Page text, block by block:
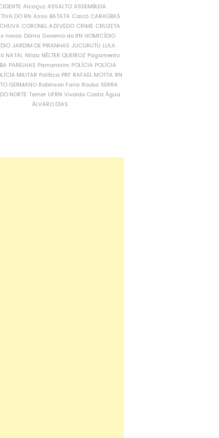
Alcaçuz ASSALTO ASSEMBLEIA
DO RN Assu BATATA Caicó CARAÚBAS
CORONEL AZEVEDO CRIME CRUZETA
novos Dilma Governo do RN HOMICÍDIO
JARDIM DE PIRANHAS JUCURUTU LULA
NATAL Nilda NÉLTER QUEIROZ Pagamento
PARELHAS Parnamirim POLÍCIA POLÍCIA
MILITAR Política PRF RAFAEL MOTTA RN
GERMANO Robinson Faria Roubo SERRA
NORTE Temer UFRN Vivaldo Costa Água
ÁLVARO DIAS